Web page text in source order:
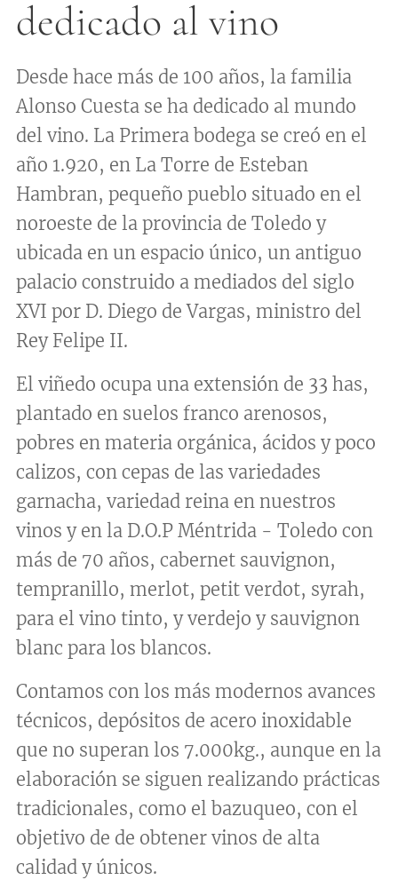
dedicado al vino
Desde hace más de 100 años, la familia
Alonso Cuesta se ha dedicado al mundo
del vino. La Primera bodega se creó en el
año 1.920, en La Torre de Esteban
Hambran, pequeño pueblo situado en el
noroeste de la provincia de Toledo y
ubicada en un espacio único, un antiguo
palacio construido a mediados del siglo
XVI por D. Diego de Vargas, ministro del
Rey Felipe II.
El viñedo ocupa una extensión de 33 has,
plantado en suelos franco arenosos,
pobres en materia orgánica, ácidos y poco
calizos, con cepas de las variedades
garnacha, variedad reina en nuestros
vinos y en la D.O.P Méntrida - Toledo con
más de 70 años, cabernet sauvignon,
tempranillo, merlot, petit verdot, syrah,
para el vino tinto, y verdejo y sauvignon
blanc para los blancos.
Contamos con los más modernos avances
técnicos, depósitos de acero inoxidable
que no superan los 7.000kg., aunque en la
elaboración se siguen realizando prácticas
tradicionales, como el bazuqueo, con el
objetivo de de obtener vinos de alta
calidad y únicos.